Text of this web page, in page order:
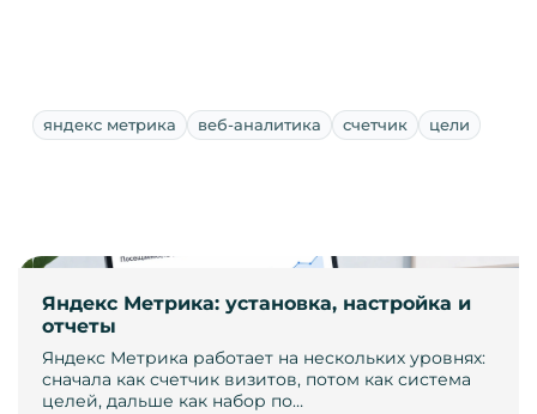
яндекс метрика веб-аналитика счетчик цели
Яндекс Метрика: установка, настройка и
отчеты
Яндекс Метрика работает на нескольких уровнях:
сначала как счетчик визитов, потом как система
целей, дальше как набор по…